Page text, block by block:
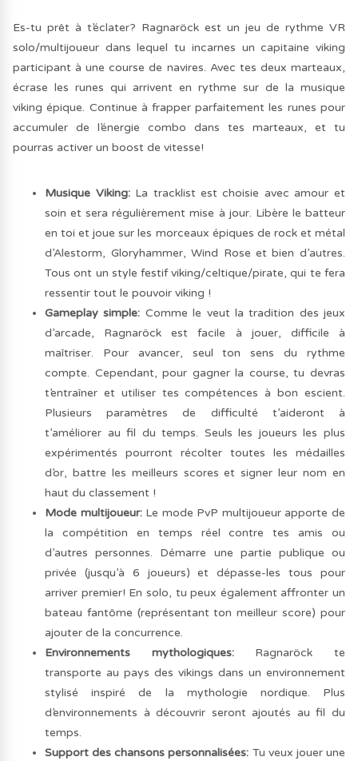
Es-tu prêt à t’éclater? Ragnaröck est un jeu de rythme VR
solo/multijoueur dans lequel tu incarnes un capitaine viking
participant à une course de navires. Avec tes deux marteaux,
écrase les runes qui arrivent en rythme sur de la musique
viking épique. Continue à frapper parfaitement les runes pour
accumuler de l’énergie combo dans tes marteaux, et tu
pourras activer un boost de vitesse!
Musique Viking:La tracklist est choisie avec amour et
soin et sera régulièrement mise à jour. Libère le batteur
en toi et joue sur les morceaux épiques de rock et métal
d’Alestorm, Gloryhammer, Wind Rose et bien d’autres.
Tous ont un style festif viking/celtique/pirate, qui te fera
ressentir tout le pouvoir viking !
Gameplay simple: Comme le veut la tradition des jeux
d’arcade, Ragnaröck est facile à jouer, difficile à
maîtriser. Pour avancer, seul ton sens du rythme
compte. Cependant, pour gagner la course, tu devras
t’entraîner et utiliser tes compétences à bon escient.
Plusieurs paramètres de difficulté t’aideront à
t’améliorer au fil du temps. Seuls les joueurs les plus
expérimentés pourront récolter toutes les médailles
d’or, battre les meilleurs scores et signer leur nom en
haut du classement !
Mode multijoueur:Le mode PvP multijoueur apporte de
la compétition en temps réel contre tes amis ou
d’autres personnes. Démarre une partie publique ou
privée (jusqu’à 6 joueurs) et dépasse-les tous pour
arriver premier! En solo, tu peux également affronter un
bateau fantôme (représentant ton meilleur score) pour
ajouter de la concurrence.
Environnements mythologiques:Ragnaröck te
transporte au pays des vikings dans un environnement
stylisé inspiré de la mythologie nordique. Plus
d’environnements à découvrir seront ajoutés au fil du
temps.
Support des chansons personnalisées: Tu veux jouer une